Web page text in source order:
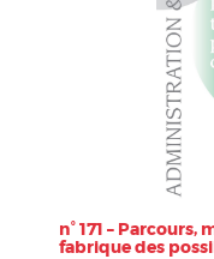
n° 171 –
fabrique des